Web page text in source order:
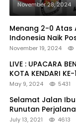
November 28, 2024
Menang 2-0 Atas
Indonesia Naik
November 19, 2024
LIVE : UPACARA
KOTA KENDARI KE-
May 9, 2024 5431
Selamat Jalan
Runutan
Menuju
July 13, 2021 4613